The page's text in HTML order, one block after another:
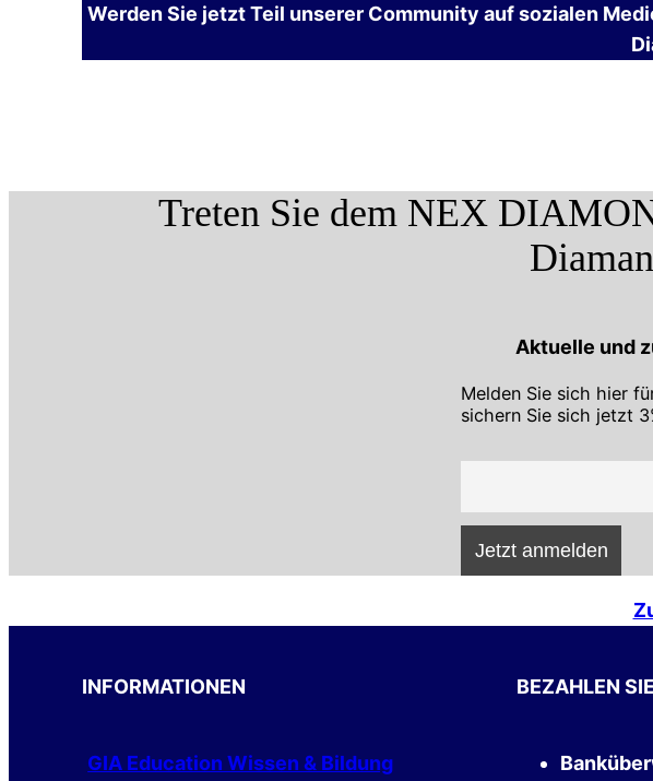
Werden Sie jetzt Teil unserer Community auf sozialen
Treten Sie dem NEX
Aktuelle und
Melden Sie sich hier
sichern Sie sich jetzt
INFORMATIONEN
GIA Education Wissen & Bildung
BEZAHLEN